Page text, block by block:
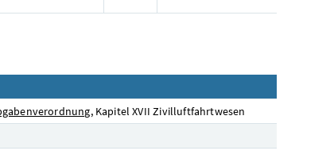
, Kapitel XVII Zivilluftfahrtwesen